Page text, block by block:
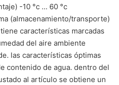
-10 °c … 60 °c
(almacenamiento/transporte)
características marcadas
del aire ambiente
las características óptimas
contenido de agua. dentro del
al artículo se obtiene un